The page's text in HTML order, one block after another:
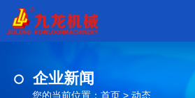
企业新闻
您的当前位置： 首页 > 动态